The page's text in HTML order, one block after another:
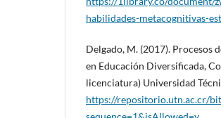
habilidades-metacognitivas-
Delgado, M. (2017). Procesos
en Educación Diversificada,
licenciatura) Universidad
https://repositorio.utn.ac.cr/